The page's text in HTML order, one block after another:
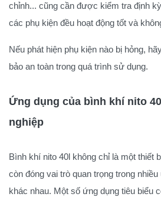
chỉnh... cũng cần được kiểm tra định
các phụ kiện đều hoạt động tốt và
Nếu phát hiện phụ kiện nào bị hỏng,
bảo an toàn trong quá trình sử dụng.
Ứng dụng của bình khí nito
nghiệp
Bình khí nito 40l không chỉ là một thiết
còn đóng vai trò quan trọng trong
khác nhau. Một số ứng dụng tiêu biểu